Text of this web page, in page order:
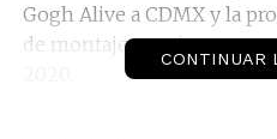
Gogh Alive a CDMX y la
de montaje para
CONTINUAR